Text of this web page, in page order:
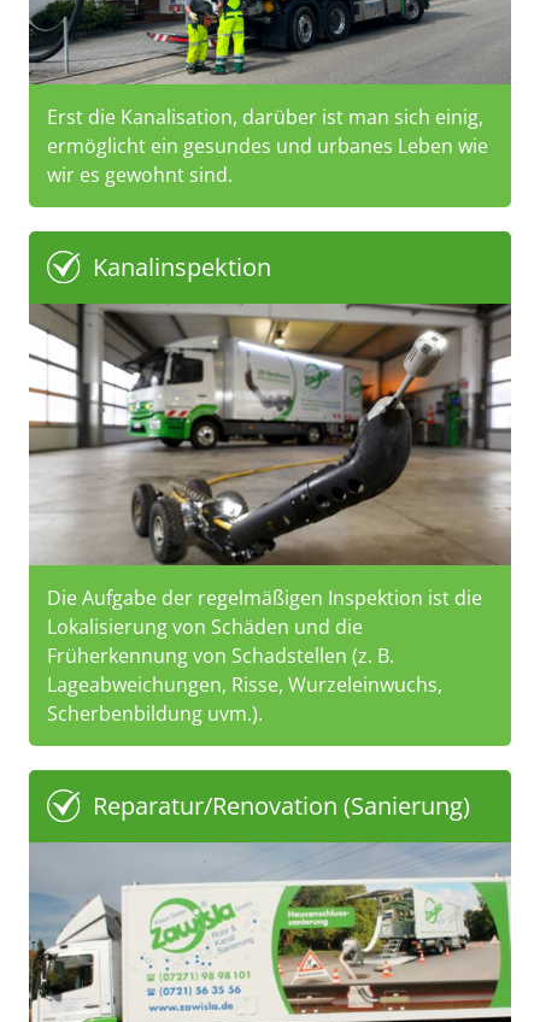
Erst die Kanalisation, darüber ist man sich einig,
ermöglicht ein gesundes und urbanes Leben wie
wir es gewohnt sind.
Kanalinspektion
Die Aufgabe der regelmäßigen Inspektion ist die
Lokalisierung von Schäden und die
Früherkennung von Schadstellen (z. B.
Lageabweichungen, Risse, Wurzeleinwuchs,
Scherbenbildung uvm.).
Reparatur/Renovation (Sanierung)